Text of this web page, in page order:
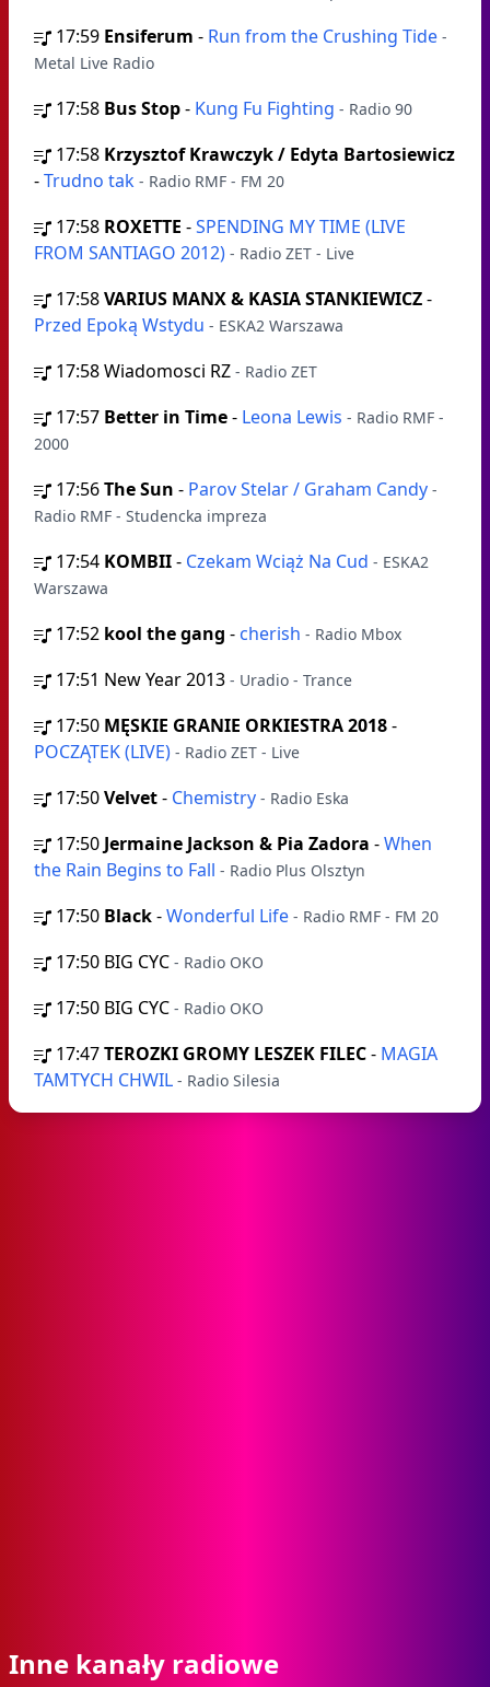
17:59 Ensiferum - Run from the Crushing Tide -
Metal Live Radio
17:58 Bus Stop- Kung Fu Fighting - Radio 90
17:58 Krzysztof Krawczyk / Edyta Bartosiewicz
-Trudno tak - Radio RMF - FM 20
17:58 ROXETTE -SPENDING MY TIME (LIVE
FROM SANTIAGO 2012) - Radio ZET - Live
17:58VARIUS MANX & KASIA STANKIEWICZ-
Przed Epoką Wstydu - ESKA2 Warszawa
17:58Wiadomosci RZ - Radio ZET
17:57 Better in Time- Leona Lewis - Radio RMF -
2000
17:56The Sun - Parov Stelar / Graham Candy -
Radio RMF - Studencka impreza
17:54 KOMBII- Czekam Wciąż Na Cud - ESKA2
Warszawa
17:52 kool the gang - cherish - Radio Mbox
17:51 New Year 2013 - Uradio - Trance
17:50 MĘSKIE GRANIE ORKIESTRA 2018-
POCZĄTEK (LIVE) - Radio ZET - Live
17:50Velvet- Chemistry - Radio Eska
17:50 Jermaine Jackson & Pia Zadora -When
the Rain Begins to Fall - Radio Plus Olsztyn
17:50 Black-Wonderful Life - Radio RMF - FM 20
17:50 BIG CYC - Radio OKO
17:50 BIG CYC - Radio OKO
17:47TEROZKI GROMY LESZEK FILEC- MAGIA
TAMTYCH CHWIL - Radio Silesia
Inne kanały radiowe